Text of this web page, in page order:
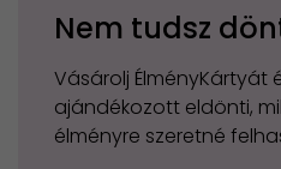
Nem tudsz
Vásárolj ÉlményKártyát
ajándékozott eldönti,
élményre szeretné